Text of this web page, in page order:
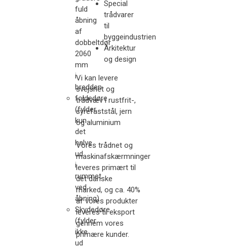
fuld
åbning
af
dobbeltdør
2060
mm
i
bredden
foldedøre
(fylder
kun
det
halve
ud
i
rummet
ved
åbning)
Skydedøre
(fylder
ikke
ud
Special
trådvarer
til
byggeindustrien
Arkitektur
og design​
Vi kan levere
svejsnet og
trådvæv i rustfrit-,
syrefaststål, jern
og aluminium​​
Vores trådnet og
maskinafskærmninger
leveres primært til
det danske
marked, og ca. 40%
af vores produkter
leveres til eksport
gennem vores
primære kunder.